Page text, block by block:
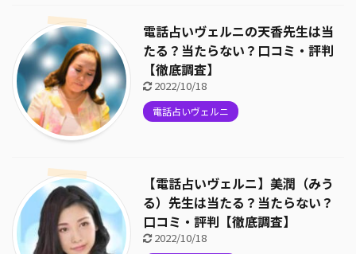
電話占いヴェルニの天香先生は当
たる？当たらない？口コミ・評判
【徹底調査】
2022/10/18
電話占いヴェルニ
【電話占いヴェルニ】美潤（みう
る）先生は当たる？当たらない？
口コミ・評判【徹底調査】
2022/10/18